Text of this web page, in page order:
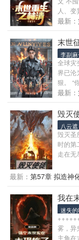
来做个
你踏上
以定制
发，蓝
男子
掀起机
人、
八年的
辈子她
伴一起
大家始
己的基
久生情
直很强
第二
最新：
末世
李副
全球灾
界已沦
狠。 “
断，绝
地，组
望之境
量，
最新：
毁灭
八云遮
毁灭圣
时的第
走在无
最新： 第57章 拟造神
我在
迷失
雾，异
主角在